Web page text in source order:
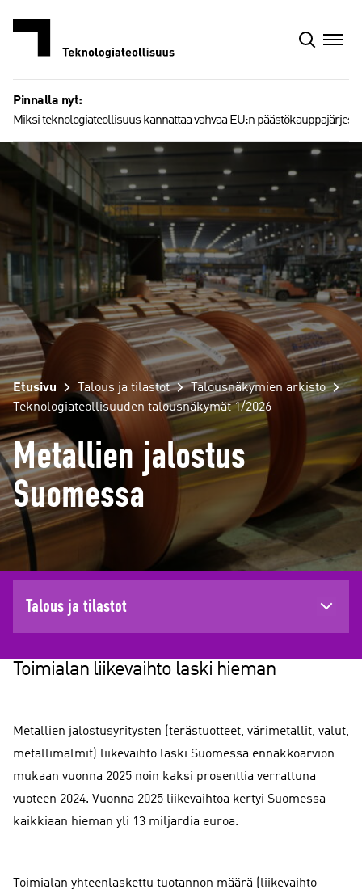
Pinnalla nyt:
Miksi teknologiateollisuus kannattaa vahvaa EU:n
Etusivu Talous ja tilastot
Talousnäkymien arkisto
Teknologiateollisuuden talousnäkymät 1/2026
Metallien jalostus
Suomessa
Talous ja tilastot
Toimialan liikevaihto laski hieman
Metallien jalostusyritysten (terästuotteet, värimetallit, valut,
metallimalmit) liikevaihto laski Suomessa ennakkoarvion
mukaan vuonna 2025 noin kaksi prosenttia verrattuna
vuoteen 2024. Vuonna 2025 liikevaihtoa kertyi Suomessa
kaikkiaan hieman yli 13 miljardia euroa.
Toimialan yhteenlaskettu tuotannon määrä (liikevaihto